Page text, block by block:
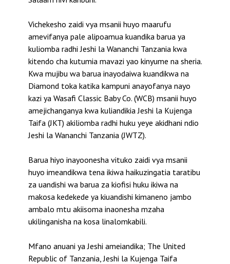
Vichekesho zaidi vya msanii huyo maarufu
amevifanya pale alipoamua kuandika barua ya
kuliomba radhi Jeshi la Wananchi Tanzania kwa
kitendo cha kutumia mavazi yao kinyume na sheria.
Kwa mujibu wa barua inayodaiwa kuandikwa na
Diamond toka katika kampuni anayofanya nayo
kazi ya Wasafi Classic Baby Co. (WCB) msanii huyo
amejichanganya kwa kuliandikia Jeshi la Kujenga
Taifa (JKT) akiliomba radhi huku yeye akidhani ndio
Jeshi la Wananchi Tanzania (JWTZ).
Barua hiyo inayoonesha vituko zaidi vya msanii
huyo imeandikwa tena ikiwa haikuzingatia taratibu
za uandishi wa barua za kiofisi huku ikiwa na
makosa kedekede ya kiuandishi kimaneno jambo
ambalo mtu akiisoma inaonesha mzaha
ukilinganisha na kosa linalomkabili.
Mfano anuani ya Jeshi ameiandika; The United
Republic of Tanzania, Jeshi la Kujenga Taifa